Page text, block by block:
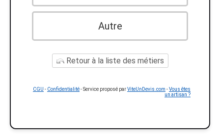
Autre
Retour à la liste des métiers
CGU - Confidentialité- Service proposé parViteUnDevis.com -Vous êtes
un artisan ?